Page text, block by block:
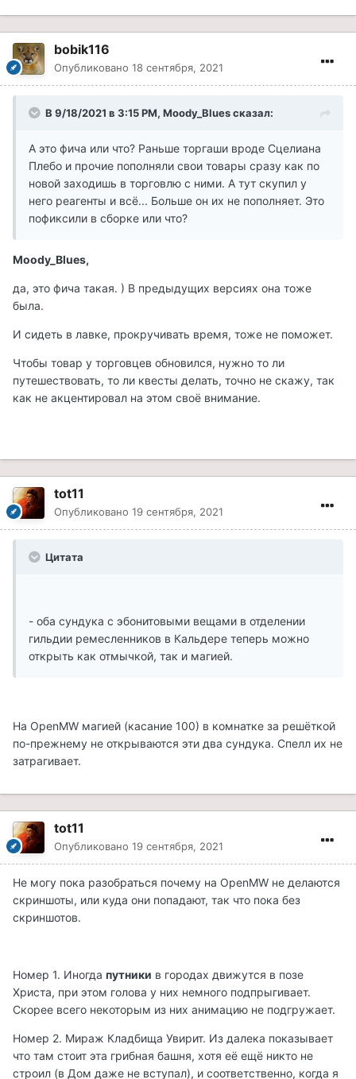
bobik116
Опубликовано 18 сентября, 2021
В 9/18/2021 в 3:15 PM, Moody_Blues сказал:
А это фича или что? Раньше торгаши вроде Сцелиана
Плебо и прочие пополняли свои товары сразу как по
новой заходишь в торговлю с ними. А тут скупил у
него реагенты и всё... Больше он их не пополняет. Это
пофиксили в сборке или что?
Moody_Blues,
да, это фича такая. ) В предыдущих версиях она тоже
была.
И сидеть в лавке, прокручивать время, тоже не поможет.
Чтобы товар у торговцев обновился, нужно то ли
путешествовать, то ли квесты делать, точно не скажу, так
как не акцентировал на этом своё внимание.
tot11
Опубликовано 19 сентября, 2021
Цитата
- оба сундука с эбонитовыми вещами в отделении
гильдии ремесленников в Кальдере теперь можно
открыть как отмычкой, так и магией.
На OpenMW магией (касание 100) в комнатке за решёткой
по-прежнему не открываются эти два сундука. Спелл их не
затрагивает.
tot11
Опубликовано 19 сентября, 2021
Не могу пока разобраться почему на OpenMW не делаются
скриншоты, или куда они попадают, так что пока без
скриншотов.
Номер 1. Иногда путники в городах движутся в позе
Христа, при этом голова у них немного подпрыгивает.
Скорее всего некоторым из них анимацию не подгружает.
Номер 2. Мираж Кладбища Увирит. Из далека показывает
что там стоит эта грибная башня, хотя её ещё никто не
строил (в Дом даже не вступал), и соответственно, когда я